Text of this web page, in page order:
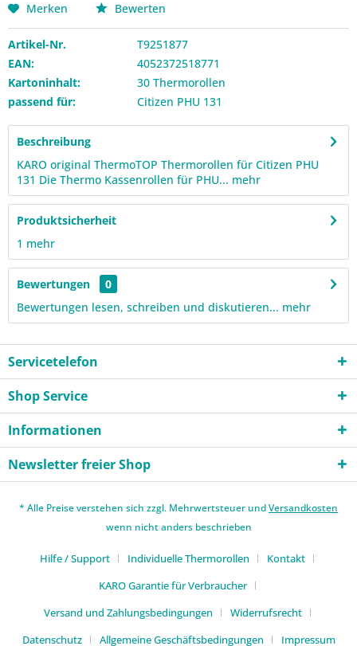
Merken Bewerten
Artikel-Nr.
T9251877
EAN:
4052372518771
Kartoninhalt:
30 Thermorollen
passend für:
Citizen PHU 131
Beschreibung
KARO original ThermoTOP Thermorollen für Citizen PHU
131 Die Thermo Kassenrollen für PHU... mehr
Produktsicherheit
1 mehr
Bewertungen
0
Bewertungen lesen, schreiben und diskutieren... mehr
Servicetelefon
Shop Service
Informationen
Newsletter freier Shop
* Alle Preise verstehen sich zzgl. Mehrwertsteuer undVersandkosten
wenn nicht anders beschrieben
Hilfe / Support Individuelle Thermorollen
Kontakt
KARO Garantie für Verbraucher
Versand und Zahlungsbedingungen
Widerrufsrecht
Datenschutz
Allgemeine Geschäftsbedingungen Impressum